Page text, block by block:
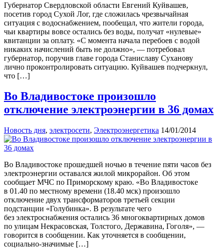
Губернатор Свердловской области Евгений Куйвашев,
посетив город Сухой Лог, где сложилась чрезвычайная
ситуация с водоснабжением, пообещал, что жители города,
чьи квартиры вовсе остались без воды, получат «нулевые»
квитанции за оплату. «С момента начала перебоев с водой
никаких начислений быть не должно», — потребовал
губернатор, поручив главе города Станиславу Суханову
лично проконтролировать ситуацию. Куйвашев подчеркнул,
что […]
Во Владивостоке произошло
отключение электроэнергии в 36 домах
Новость дня, электросети, Электроэнергетика 14/01/2014
Во Владивостоке прошедшей ночью в течение пяти часов без
электроэнергии оставался жилой микрорайон. Об этом
сообщает МЧС по Приморскому краю. «Во Владивостоке
в 01.40 по местному времени (18.40 мск) произошло
отключение двух трансформаторов третьей секции
подстанции «Голубинка». В результате чего
без электроснабжения остались 36 многоквартирных домов
по улицам Некрасовская, Толстого, Державина, Гоголя», —
говорится в сообщении. Как уточняется в сообщении,
социально-значимые […]